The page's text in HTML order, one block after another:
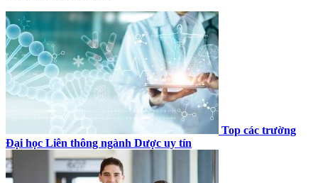
Top các trường
Đại học Liên thông ngành Dược uy tín